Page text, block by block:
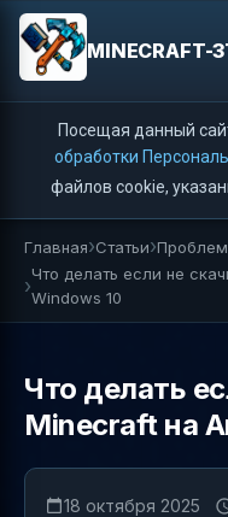
MINECRAFT-
Посещая данный
обработки
файлов cookie,
Главная Статьи
Что делать если не
Windows 10
Что делать
Minecraft на
18 октября 2025